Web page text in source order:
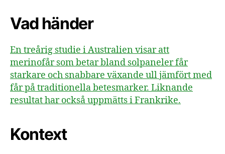
Vad händer
En treårig studie i Australien visar att
merinofår som betar bland solpaneler får
starkare och snabbare växande ull jämfört med
får på traditionella betesmarker. Liknande
resultat har också uppmätts i Frankrike.
Kontext